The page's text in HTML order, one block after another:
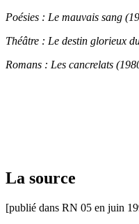
Poésies : Le mauvais sang
Théâtre : Le destin glorieux
Romans : Les cancrelats
La source
[publié dans RN 05 en juin